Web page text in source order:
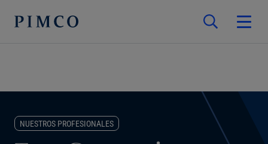
NUESTROS PROFESIONALES